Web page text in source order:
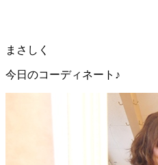
まさしく
今日のコーディネート♪